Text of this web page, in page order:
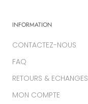
INFORMATION
CONTACTEZ-NOUS
FAQ
RETOURS & ECHANGES
MON COMPTE